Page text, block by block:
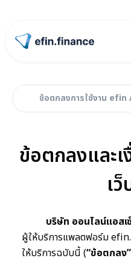
ไปหน้าแรก
ข้อตกลงการใช้งาน efin
ข้อตกลงการให้บริการ
ข้อตกลงการให้บริการ
ข้อตกลงและเ
เ
บริษัท ออนไลน์แอสเ
ผู้ให้บริการแพลตฟอร์ม
ให้บริการฉบับนี้ (“ข้อตกลง”